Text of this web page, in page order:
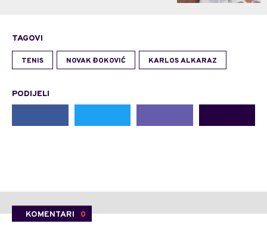
TAGOVI
TENIS NOVAK ĐOKOVIĆ KARLOS ALKARAZ
PODIJELI
KOMENTARI 0